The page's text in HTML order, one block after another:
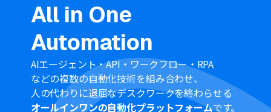
All in One
Automation
AIエージェント・API・ワークフロー・RPA
などの複数の自動化技術を組み合わせ、
人の代わりに退屈なデスクワークを終わらせる
オールインワンの自動化プラットフォームです。